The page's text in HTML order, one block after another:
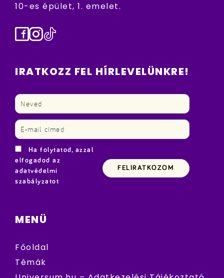
10-es épület, 1. emelet.
Facebook
Instagram
TikTok
IRATKOZZ FEL HÍRLEVELÜNKRE!
Ha folytatod, azzal
elfogadod az
adatvédelmi
szabályzatot
MENÜ
Főoldal
Témák